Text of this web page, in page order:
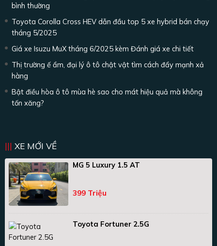
bình thường
Toyota Corolla Cross HEV dẫn đầu top 5 xe hybrid bán chạy
tháng 5/2025
Giá xe Isuzu MuX tháng 6/2025 kèm Đánh giá xe chi tiết
Thị trường ế ẩm, đại lý ô tô chật vật tìm cách đẩy mạnh xả
hàng
Bật điều hòa ô tô mùa hè sao cho mát hiệu quả mà không
tốn xăng?
XE MỚI VỀ
MG 5 Luxury 1.5 AT
399 Triệu
Toyota Fortuner 2.5G